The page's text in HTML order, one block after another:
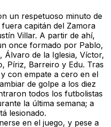
un respetuoso minuto de
capitán del Zamora
Villar. A partir de ahí,
once formado por Pablo,
Álvaro de la Iglesia, Víctor,
Píriz, Barreiro y Edu. Tras
con empate a cero en el
de golpe a los diez
todos los futbolistas
la última semana; a
lesionado.
en el juego, y pese a